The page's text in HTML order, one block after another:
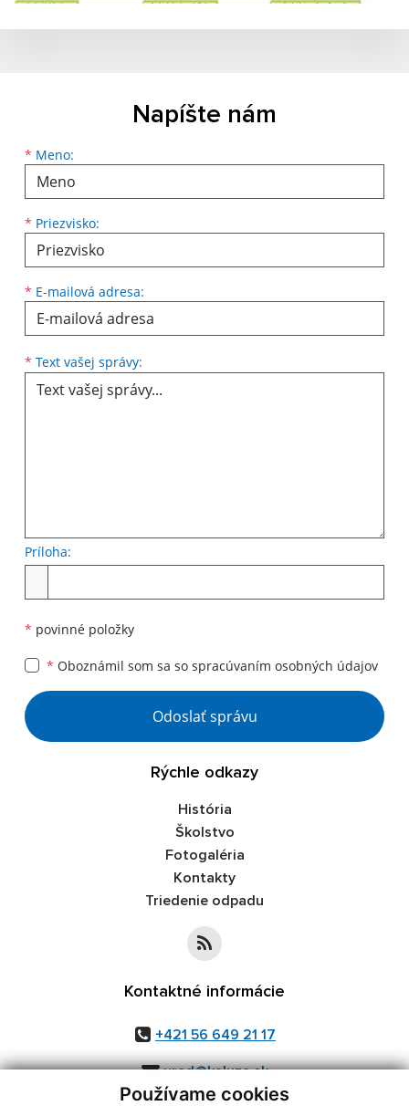
Používame cookies
Napíšte nám
* Meno:
Meno
* Priezvisko:
Priezvisko
* E-mailová adresa:
E-mailová adresa
* Text vašej správy:
Príloha:
* povinné položky
* Oboznámil som sa so spracúvaním osobných údajov
Google reCaptcha Response
Odoslať správu
Rýchle odkazy
História
Školstvo
Fotogaléria
Kontakty
Triedenie odpadu
Kontaktné informácie
+421 56 649 21 17
urad@kaluza.sk